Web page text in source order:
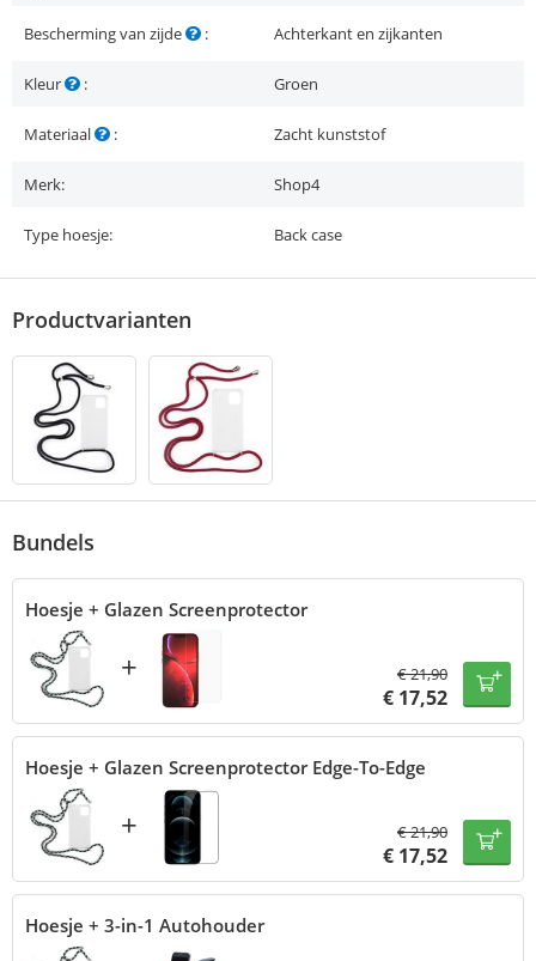
Bescherming van zijde : Achterkant en zijkanten
Kleur : Groen
Materiaal : Zacht kunststof
Merk: Shop4
Type hoesje: Back case
Productvarianten
Bundels
Hoesje + Glazen Screenprotector
+ €21,90
€ 17,52
Hoesje + Glazen Screenprotector Edge-To-Edge
+ €21,90
€ 17,52
Hoesje + 3-in-1 Autohouder